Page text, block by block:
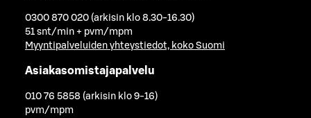
0300 870 020 (arkisin klo 8.30-16.30)
51 snt/min + pvm/mpm
Myyntipalveluiden yhteystiedot, koko Suomi
Asiakasomistajapalvelu
010 76 5858 (arkisin klo 9-16)
pvm/mpm